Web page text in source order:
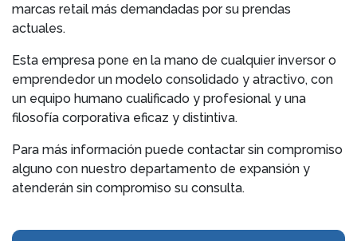
marcas retail más demandadas por su prendas
actuales.
Esta empresa pone en la mano de cualquier inversor o
emprendedor un modelo consolidado y atractivo, con
un equipo humano cualificado y profesional y una
filosofía corporativa eficaz y distintiva.
Para más información puede contactar sin compromiso
alguno con nuestro departamento de expansión y
atenderán sin compromiso su consulta.